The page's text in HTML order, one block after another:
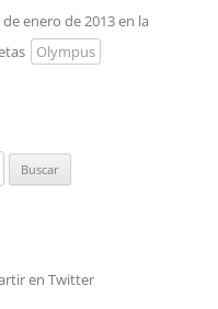
enero de 2013 en la
Olympus